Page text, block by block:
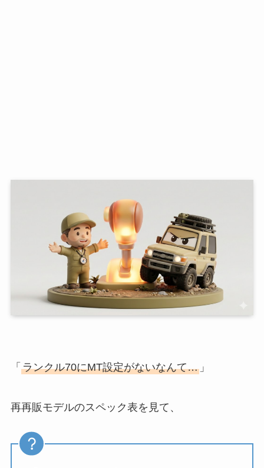
「 ランクル70にMT設定がないなんて…」
再再販モデルのスペック表を見て、